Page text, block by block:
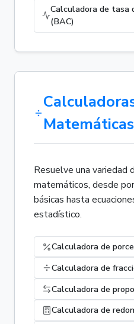
Calculadora de tasa
(BAC)
Resuelve una variedad
matemáticos, desde
básicas hasta
estadístico.
Calculadora de
Calculadora de
Calculadora de
Calculadora de